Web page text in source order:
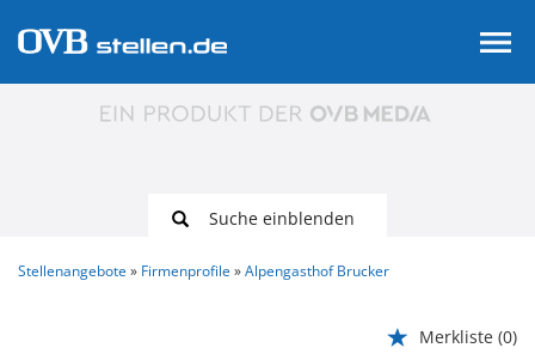
Suche einblenden
Stellenangebote Firmenprofile Alpengasthof Brucker
Merkliste (0)